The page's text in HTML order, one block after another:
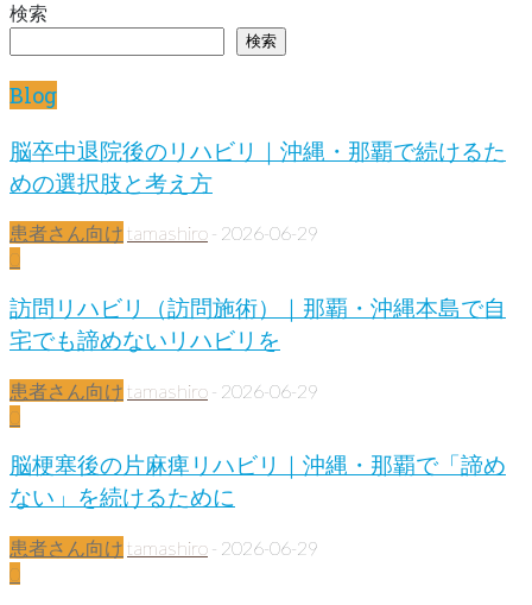
検索
検索
Blog
脳卒中退院後のリハビリ｜沖縄・那覇で続けるた
めの選択肢と考え方
患者さん向け tamashiro - 2026-06-29
0
訪問リハビリ（訪問施術）｜那覇・沖縄本島で自
宅でも諦めないリハビリを
患者さん向け tamashiro - 2026-06-29
0
脳梗塞後の片麻痺リハビリ｜沖縄・那覇で「諦め
ない」を続けるために
患者さん向け tamashiro - 2026-06-29
0